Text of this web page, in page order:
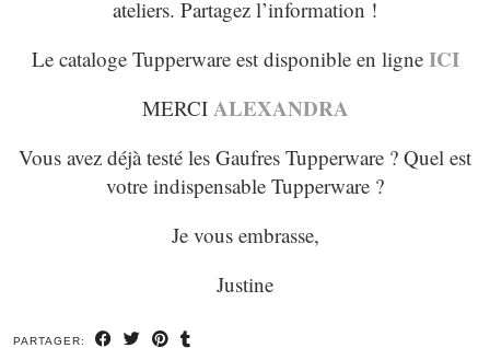
ateliers. Partagez l’information !
Le cataloge Tupperware est disponible en ligneICI
MERCI ALEXANDRA
Vous avez déjà testé les Gaufres Tupperware ? Quel est
votre indispensable Tupperware ?
Je vous embrasse,
Justine
PARTAGER: